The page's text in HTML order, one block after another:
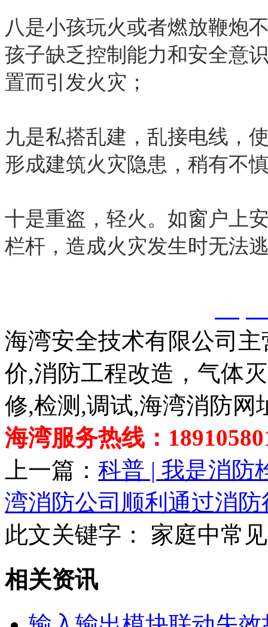
八是小孩玩火或者燃放鞭炮
孩子缺乏控制能力和安全意
置而引发火灾；
九是私搭乱建，乱接电线，
形成建筑火灾隐患，稍有不
十是重盗，轻火。如窗户上
栏杆，造成火灾发生时无法
海湾安全技术有限公司
价,消防工程改造，气体
修,检测,调试,海湾消防网
海湾服务热线：
上一篇： 科普 | 我是消防
湾消防公司顺利通过消
此文关键字：
家庭中常
相关资讯